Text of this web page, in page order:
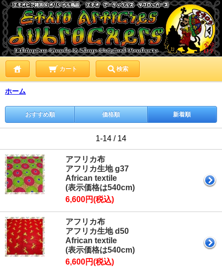
カート 検索
ホーム
おすすめ順 価格順 新着順
1-14 / 14
アフリカ布
アフリカ生地 g37
African textile
(表示価格は540cm)
6,600円(税込)
アフリカ布
アフリカ生地 d50
African textile
(表示価格は540cm)
6,600円(税込)